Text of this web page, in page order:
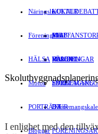
VAL 2014
KULTUR
Mat
RESOR
EVENEMANG
Näringsliv
JOBB
HANDEL
Föreningsliv
FÖRENINGAR
SPORT
DJUR
HÄLSA
Motor
PORTRÄTT
Bloggar
I enlighet med den